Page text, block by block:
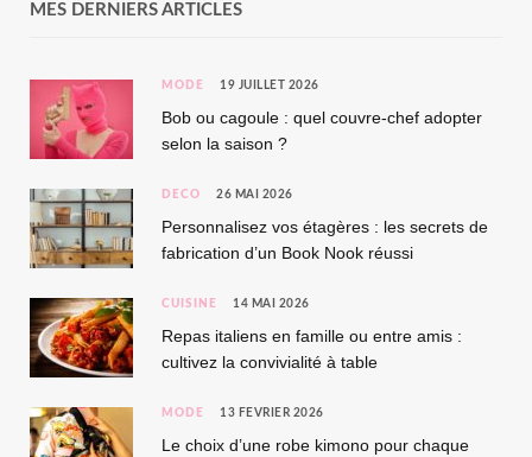
MES DERNIERS ARTICLES
MODE 19 JUILLET 2026
Bob ou cagoule : quel couvre-chef adopter
selon la saison ?
DÉCO 26 MAI 2026
Personnalisez vos étagères : les secrets de
fabrication d’un Book Nook réussi
CUISINE 14 MAI 2026
Repas italiens en famille ou entre amis :
cultivez la convivialité à table
MODE 13 FÉVRIER 2026
Le choix d’une robe kimono pour chaque